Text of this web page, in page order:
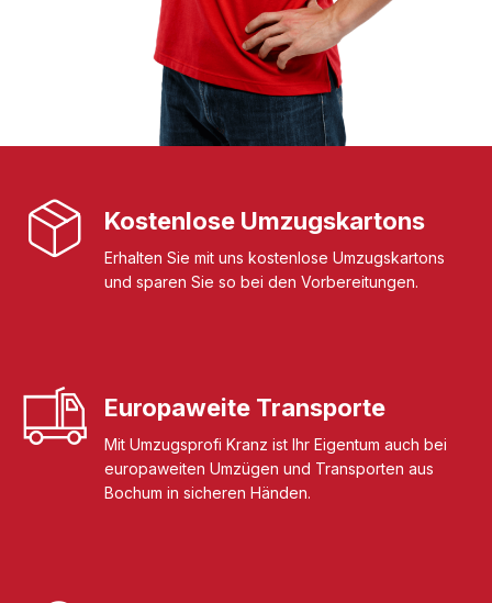
Kostenlose Umzugskartons
Erhalten Sie mit uns kostenlose Umzugskartons
und sparen Sie so bei den Vorbereitungen.
Europaweite Transporte
Mit Umzugsprofi Kranz ist Ihr Eigentum auch bei
europaweiten Umzügen und Transporten aus
Bochum in sicheren Händen.